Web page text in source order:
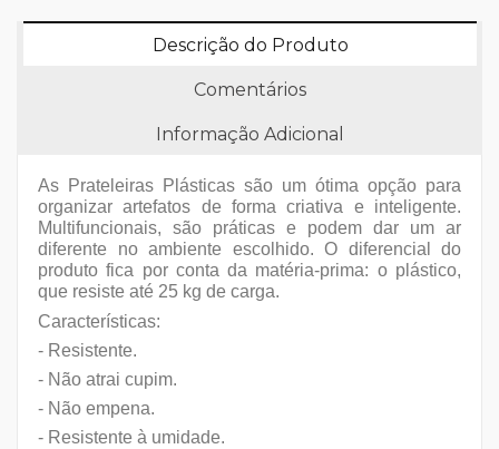
Descrição do Produto
Comentários
Informação Adicional
As Prateleiras Plásticas são um ótima opção para
organizar artefatos de forma criativa e inteligente.
Multifuncionais, são práticas e podem dar um ar
diferente no ambiente escolhido. O diferencial do
produto fica por conta da matéria-prima: o plástico,
que resiste até 25 kg de carga.
Características:
- Resistente.
- Não atrai cupim.
- Não empena.
- Resistente à umidade.